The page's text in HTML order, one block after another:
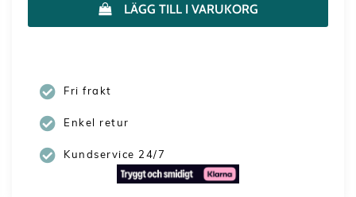
LÄGG TILL I VARUKORG
Fri frakt
Enkel retur
Kundservice 24/7